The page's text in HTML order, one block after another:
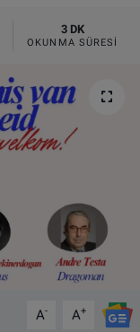
3 DK
OKUNMA SÜRESI
A- A+